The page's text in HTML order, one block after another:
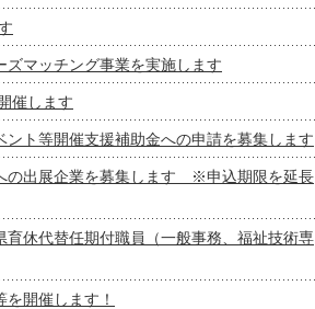
マッチング事業を実施します
催します
ト等開催支援補助金への申請を募集します
の出展企業を募集します ※申込期限を延長
休代替任期付職員（一般事務、福祉技術専
開催します！